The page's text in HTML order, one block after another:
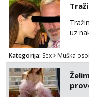
😘❤️
uz
Kategorija: Sex Muška